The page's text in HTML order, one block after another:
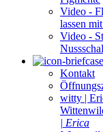
Video -
lassen
Video -
Kontakt
witty |
| Erica